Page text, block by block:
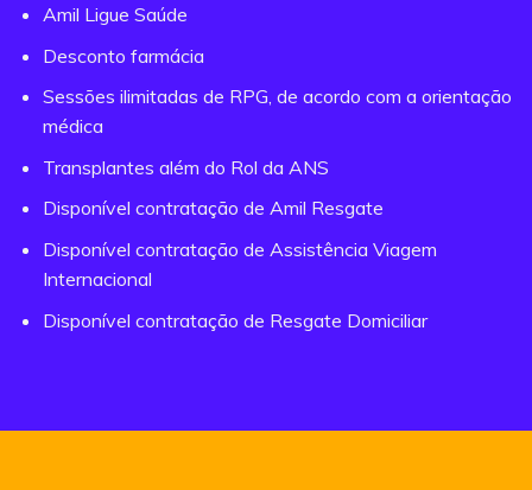
Amil Ligue Saúde
Desconto farmácia
Sessões ilimitadas de RPG, de acordo com a orientação
médica
Transplantes além do Rol da ANS
Disponível contratação de Amil Resgate
Disponível contratação de Assistência Viagem
Internacional
Disponível contratação de Resgate Domiciliar